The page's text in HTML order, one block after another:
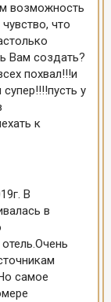
возможность
что
Вам создать?
похвал!!!и
у
к
В
в
самое